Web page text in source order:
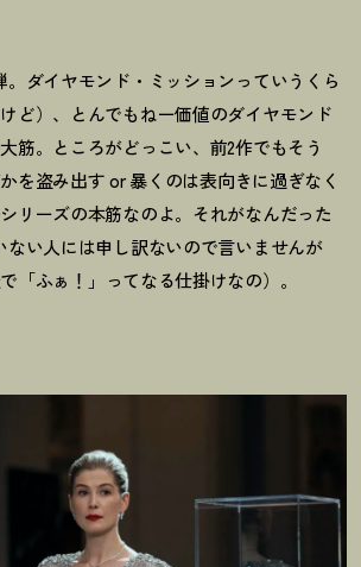
。ダイヤモンド・ミッションっていうくら
ど）、とんでもねー価値のダイヤモンド
筋。ところがどっこい、前2作でもそう
を盗み出す or 暴くのは表向きに過ぎなく
リーズの本筋なのよ。それがなんだった
ない人には申し訳ないので言いませんが
「ふぁ ！ 」ってなる仕掛けなの）。